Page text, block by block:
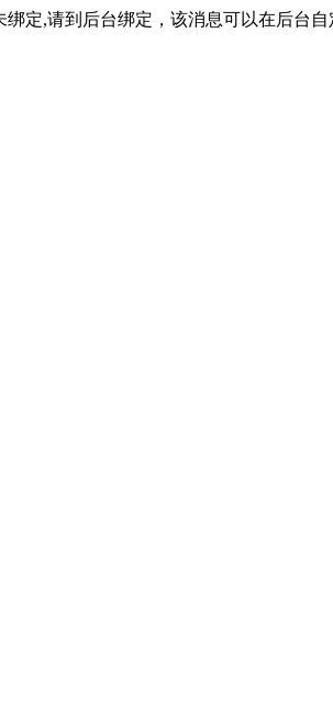
绑定,请到后台绑定，该消息可以在后台自